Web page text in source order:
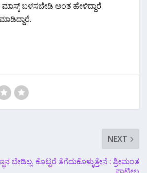
ಬಳಸಬೇಡಿ ಅಂತ ಹೇಳಿದ್ದಾರೆ
NEXT
ಬೇಡಿಲ್ಲ. ಕೊಟ್ಟರೆ ತೆಗೆದುಕೊಳ್ಳುತ್ತೇನೆ : ಶ್ರೀಮಂತ